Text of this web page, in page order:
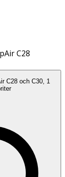
C28
C28 och C30, 1